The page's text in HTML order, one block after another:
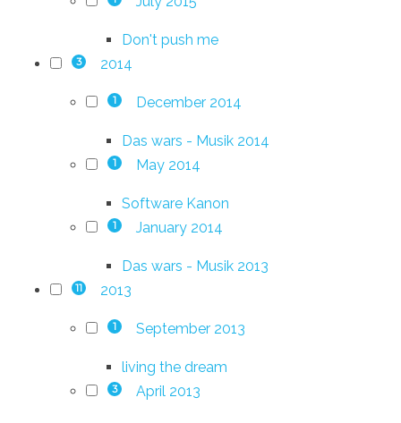
Don't push me
3 2014
1 December 2014
Das wars - Musik 2014
1 May 2014
Software Kanon
1 January 2014
Das wars - Musik 2013
11 2013
1 September 2013
living the dream
3 April 2013